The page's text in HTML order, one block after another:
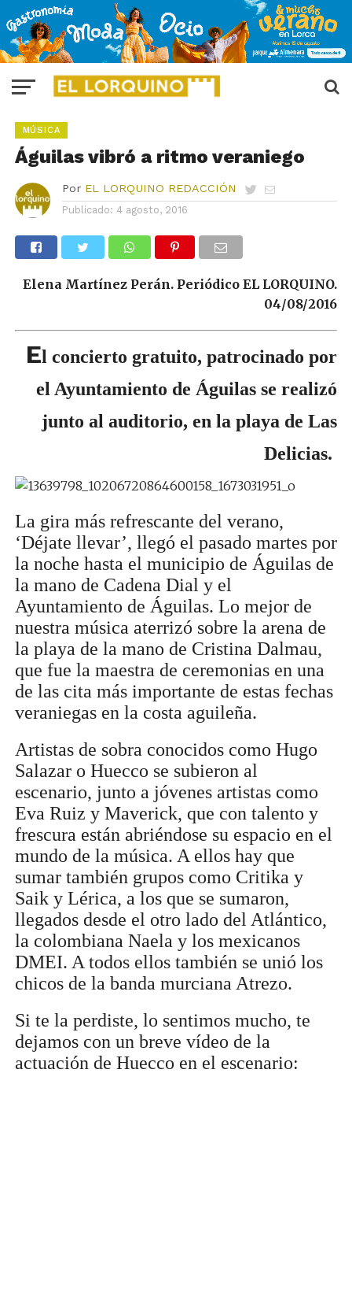
MÚSICA
Águilas vibró a ritmo veraniego
Por EL LORQUINO REDACCIÓN
Publicado: 4 agosto, 2016
Elena Martínez Perán. Periódico EL LORQUINO.
04/08/2016
El concierto gratuito, patrocinado por
el Ayuntamiento de Águilas se realizó
junto al auditorio, en la playa de Las
Delicias.
La gira más refrescante del verano,
‘Déjate llevar’, llegó el pasado martes por
la noche hasta el municipio de Águilas de
la mano de Cadena Dial y el
Ayuntamiento de Águilas. Lo mejor de
nuestra música aterrizó sobre la arena de
la playa de la mano de Cristina Dalmau,
que fue la maestra de ceremonias en una
de las cita más importante de estas fechas
veraniegas en la costa aguileña.
Artistas de sobra conocidos como Hugo
Salazar o Huecco se subieron al
escenario, junto a jóvenes artistas como
Eva Ruiz y Maverick, que con talento y
frescura están abriéndose su espacio en el
mundo de la música. A ellos hay que
sumar también grupos como Critika y
Saik y Lérica, a los que se sumaron,
llegados desde el otro lado del Atlántico,
la colombiana Naela y los mexicanos
DMEI. A todos ellos también se unió los
chicos de la banda murciana Atrezo.
Si te la perdiste, lo sentimos mucho, te
dejamos con un breve vídeo de la
actuación de Huecco en el escenario: